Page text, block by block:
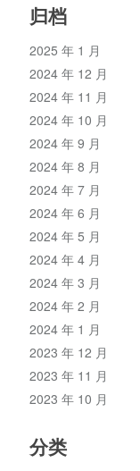
归档
2025 年 1 月
2024 年 12 月
2024 年 11 月
2024 年 10 月
2024 年 9 月
2024 年 8 月
2024 年 7 月
2024 年 6 月
2024 年 5 月
2024 年 4 月
2024 年 3 月
2024 年 2 月
2024 年 1 月
2023 年 12 月
2023 年 11 月
2023 年 10 月
分类